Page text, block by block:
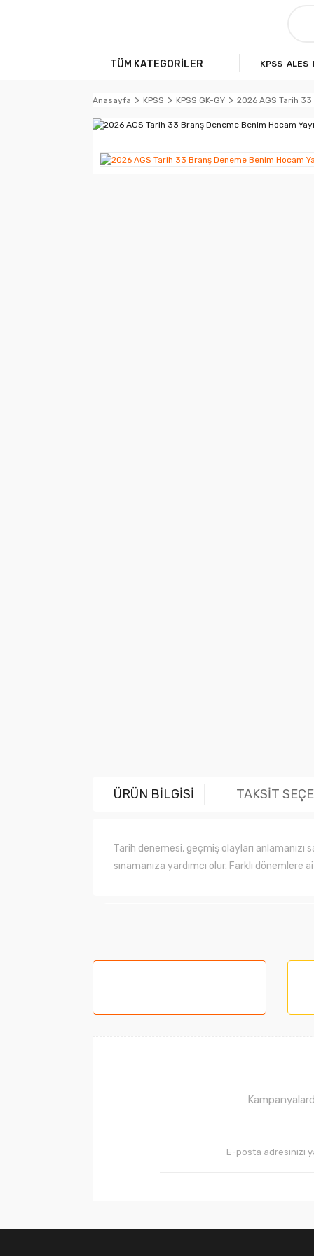
TÜM KATEGORİLER KPSS ALES
Anasayfa KPSS KPSS GK-GY 2026 AGS Tarih 33
ÜRÜN BİLGİSİ TAKSİT
Tarih denemesi, geçmiş olayları
sınamanıza yardımcı olur. Farklı
Ürün açıklamasında eksik bilgiler